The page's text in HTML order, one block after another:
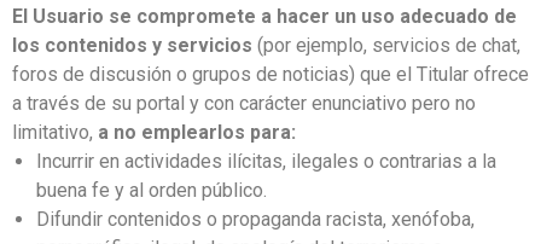
El Usuario se compromete a hacer un uso adecuado de
los contenidos y servicios (por ejemplo, servicios de chat,
foros de discusión o grupos de noticias) que el Titular ofrece
a través de su portal y con carácter enunciativo pero no
limitativo, a no emplearlos para:
Incurrir en actividades ilícitas, ilegales o contrarias a la
buena fe y al orden público.
Difundir contenidos o propaganda racista, xenófoba,